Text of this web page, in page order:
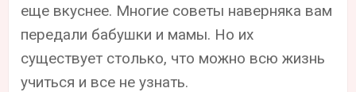
еще вкуснее. Многие советы наверняка вам
передали бабушки и мамы. Но их
существует столько, что можно всю жизнь
учиться и все не узнать.